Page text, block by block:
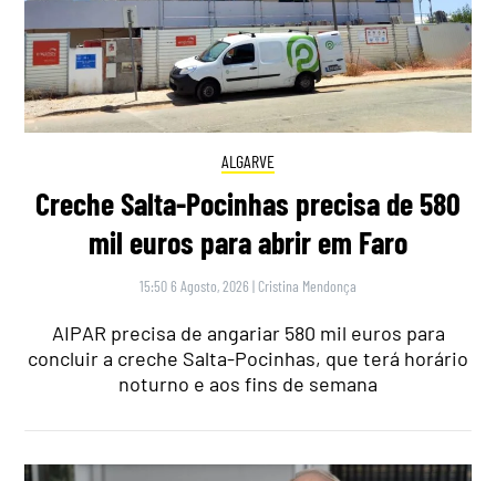
ALGARVE
Creche Salta-Pocinhas precisa de 580
mil euros para abrir em Faro
15:50 6 Agosto, 2026 | Cristina Mendonça
AIPAR precisa de angariar 580 mil euros para
concluir a creche Salta-Pocinhas, que terá horário
noturno e aos fins de semana